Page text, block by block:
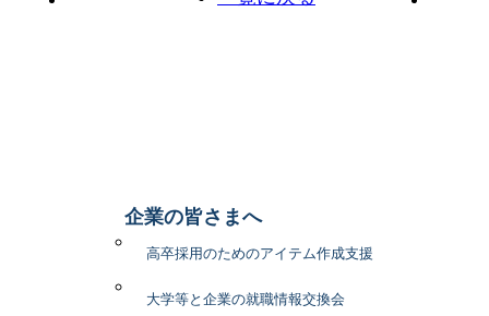
企業の皆さまへ
高卒採用のためのアイテム作成支援
大学等と企業の就職情報交換会